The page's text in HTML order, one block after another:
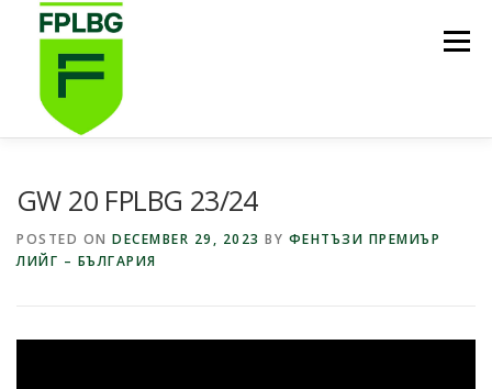
Menu
ФУТБОЛНА СТИПЕНДИЯ FPL BG
GW 20 FPLBG 23/24
POSTED ON DECEMBER 29, 2023 BY ФЕНТЪЗИ ПРЕМИЪР
ЛИЙГ – БЪЛГАРИЯ